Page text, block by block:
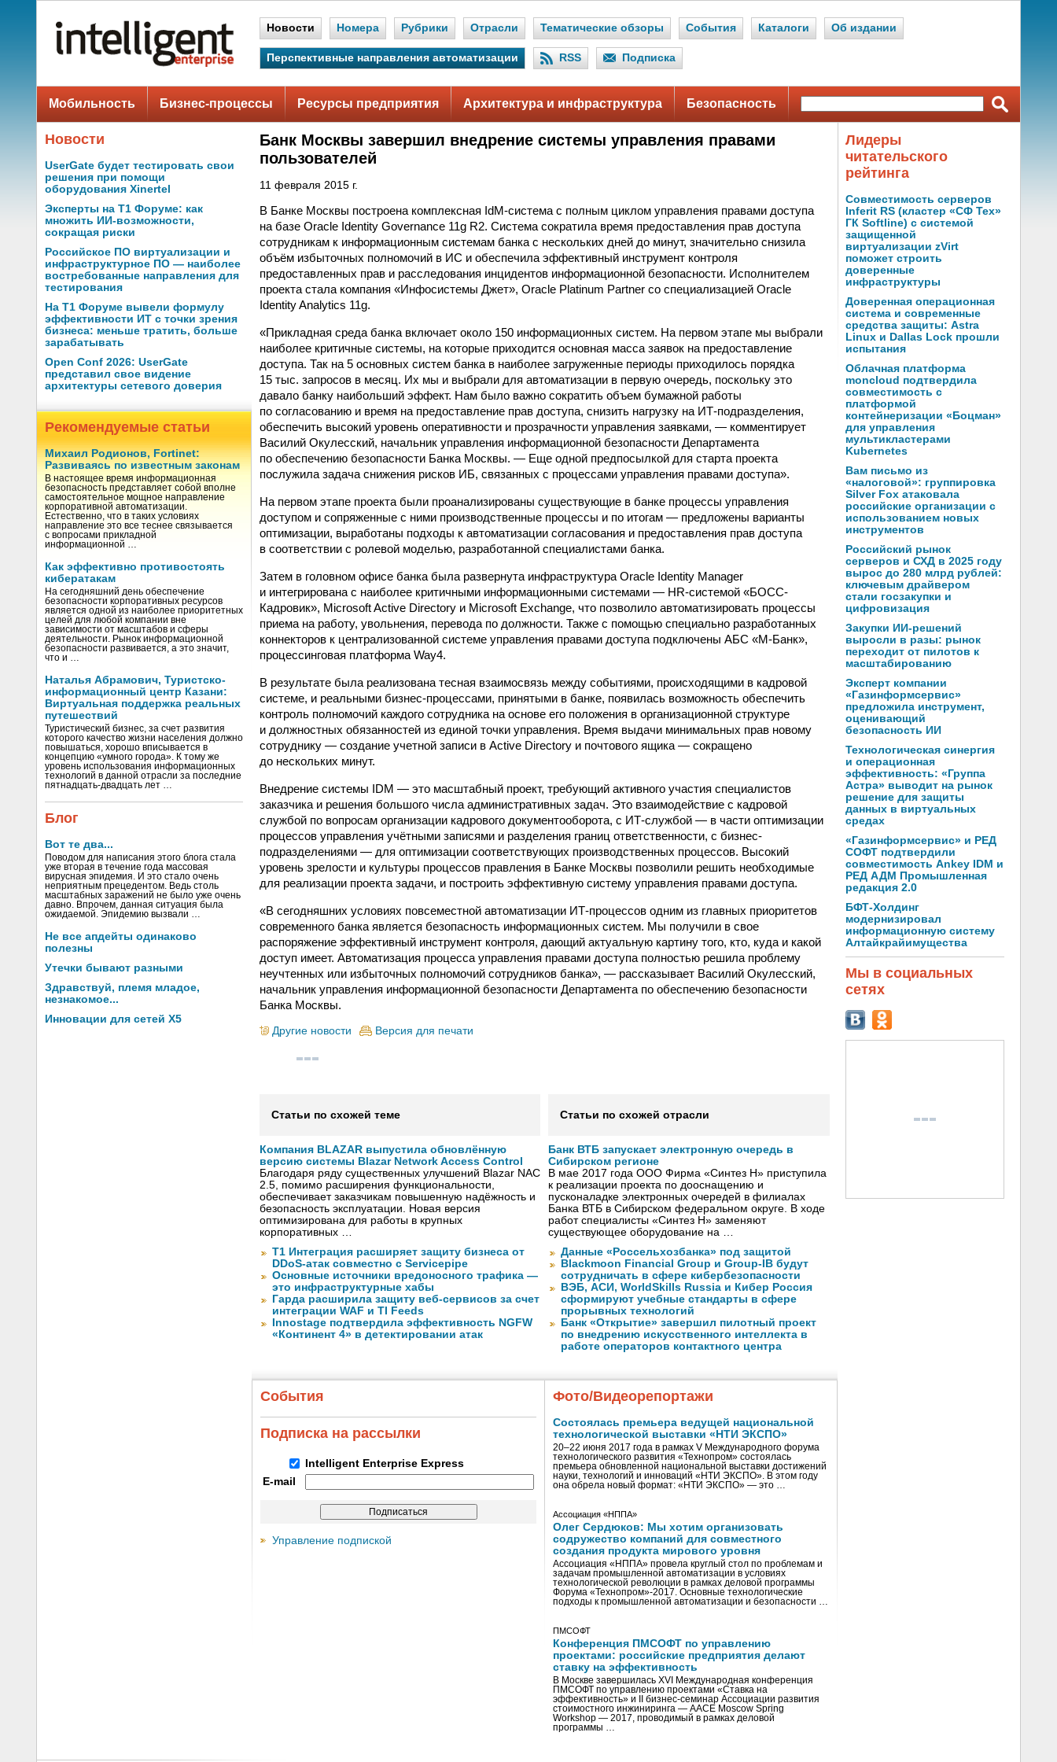
Новости Номера Рубрики Отрасли Тематические обзоры События Каталоги Об издании
Перспективные направления автоматизации RSS Подписка
Мобильность Бизнес-процессы Ресурсы предприятия Архитектура и инфраструктура Безопасность
Новости
UserGate будет тестировать свои
решения при помощи
оборудования Xinertel
Эксперты на Т1 Форуме: как
множить ИИ-возможности,
сокращая риски
Российское ПО виртуализации и
инфраструктурное ПО — наиболее
востребованные направления для
тестирования
На Т1 Форуме вывели формулу
эффективности ИТ с точки зрения
бизнеса: меньше тратить, больше
зарабатывать
Open Conf 2026: UserGate
представил свое видение
архитектуры сетевого доверия
Рекомендуемые статьи
Михаил Родионов, Fortinet:
Развиваясь по известным законам
В настоящее время информационная
безопасность представляет собой вполне
самостоятельное мощное направление
корпоративной автоматизации.
Естественно, что в таких условиях
направление это все теснее связывается
с вопросами прикладной
информационной …
Как эффективно противостоять
кибератакам
На сегодняшний день обеспечение
безопасности корпоративных ресурсов
является одной из наиболее приоритетных
целей для любой компании вне
зависимости от масштабов и сферы
деятельности. Рынок информационной
безопасности развивается, а это значит,
что и …
Наталья Абрамович, Туристско-
информационный центр Казани:
Виртуальная поддержка реальных
путешествий
Туристический бизнес, за счет развития
которого качество жизни населения должно
повышаться, хорошо вписывается в
концепцию «умного города». К тому же
уровень использования информационных
технологий в данной отрасли за последние
пятнадцать-двадцать лет …
Блог
Вот те два...
Поводом для написания этого блога стала
уже вторая в течение года массовая
вирусная эпидемия. И это стало очень
неприятным прецедентом. Ведь столь
масштабных заражений не было уже очень
давно. Впрочем, данная ситуация была
ожидаемой. Эпидемию вызвали …
Не все апдейты одинаково
полезны
Утечки бывают разными
Здравствуй, племя младое,
незнакомое...
Инновации для сетей X5
Банк Москвы завершил внедрение системы управления правами
пользователей
11 февраля 2015 г.
В Банке Москвы построена комплексная IdM-система с полным циклом управления правами доступа
на базе Oracle Identity Governance 11g R2. Система сократила время предоставления прав доступа
сотрудникам к информационным системам банка с нескольких дней до минут, значительно снизила
объём избыточных полномочий в ИС и обеспечила эффективный инструмент контроля
предоставленных прав и расследования инцидентов информационной безопасности. Исполнителем
проекта стала компания «Инфосистемы Джет», Oracle Platinum Partner со специализацией Oracle
Identity Analytics 11g.
«Прикладная среда банка включает около 150 информационных систем. На первом этапе мы выбрали
наиболее критичные системы, на которые приходится основная масса заявок на предоставление
доступа. Так на 5 основных систем банка в наиболее загруженные периоды приходилось порядка
15 тыс. запросов в месяц. Их мы и выбрали для автоматизации в первую очередь, поскольку это
давало банку наибольший эффект. Нам было важно сократить объем бумажной работы
по согласованию и время на предоставление прав доступа, снизить нагрузку на ИТ-подразделения,
обеспечить высокий уровень оперативности и прозрачности управления заявками, — комментирует
Василий Окулесский, начальник управления информационной безопасности Департамента
по обеспечению безопасности Банка Москвы. — Еще одной предпосылкой для старта проекта
послужила задача снижения рисков ИБ, связанных с процессами управления правами доступа».
На первом этапе проекта были проанализированы существующие в банке процессы управления
доступом и сопряженные с ними производственные процессы и по итогам — предложены варианты
оптимизации, выработаны подходы к автоматизации согласования и предоставления прав доступа
в соответствии с ролевой моделью, разработанной специалистами банка.
Затем в головном офисе банка была развернута инфраструктура Oracle Identity Manager
и интегрирована с наиболее критичными информационными системами — HR-системой «БОСС-
Кадровик», Microsoft Active Directory и Microsoft Exchange, что позволило автоматизировать процессы
приема на работу, увольнения, перевода по должности. Также с помощью специально разработанных
коннекторов к централизованной системе управления правами доступа подключены АБС «М-Банк»,
процессинговая платформа Way4.
В результате была реализована тесная взаимосвязь между событиями, происходящими в кадровой
системе, и реальными бизнес-процессами, принятыми в банке, появилась возможность обеспечить
контроль полномочий каждого сотрудника на основе его положения в организационной структуре
и должностных обязанностей из единой точки управления. Время выдачи минимальных прав новому
сотруднику — создание учетной записи в Active Directory и почтового ящика — сокращено
до нескольких минут.
Внедрение системы IDM — это масштабный проект, требующий активного участия специалистов
заказчика и решения большого числа административных задач. Это взаимодействие с кадровой
службой по вопросам организации кадрового документооборота, с ИТ-службой — в части оптимизации
процессов управления учётными записями и разделения границ ответственности, с бизнес-
подразделениями — для оптимизации соответствующих производственных процессов. Высокий
уровень зрелости и культуры процессов правления в Банке Москвы позволили решить необходимые
для реализации проекта задачи, и построить эффективную систему управления правами доступа.
«В сегодняшних условиях повсеместной автоматизации ИТ-процессов одним из главных приоритетов
современного банка является безопасность информационных систем. Мы получили в свое
распоряжение эффективный инструмент контроля, дающий актуальную картину того, кто, куда и какой
доступ имеет. Автоматизация процесса управления правами доступа полностью решила проблему
неучтенных или избыточных полномочий сотрудников банка», — рассказывает Василий Окулесский,
начальник управления информационной безопасности Департамента по обеспечению безопасности
Банка Москвы.
Другие новости Версия для печати
Статьи по схожей теме
Компания BLAZAR выпустила обновлённую
версию системы Blazar Network Access Control
Благодаря ряду существенных улучшений Blazar NAC
2.5, помимо расширения функциональности,
обеспечивает заказчикам повышенную надёжность и
безопасность эксплуатации. Новая версия
оптимизирована для работы в крупных
корпоративных …
Т1 Интеграция расширяет защиту бизнеса от
DDoS-атак совместно с Servicepipe
Основные источники вредоносного трафика —
это инфраструктурные хабы
Гарда расширила защиту веб-сервисов за счет
интеграции WAF и TI Feeds
Innostage подтвердила эффективность NGFW
«Континент 4» в детектировании атак
Статьи по схожей отрасли
Банк ВТБ запускает электронную очередь в
Сибирском регионе
В мае 2017 года ООО Фирма «Синтез Н» приступила
к реализации проекта по дооснащению и
пусконаладке электронных очередей в филиалах
Банка ВТБ в Сибирском федеральном округе. В ходе
работ специалисты «Синтез Н» заменяют
существующее оборудование на …
Данные «Россельхозбанка» под защитой
Blackmoon Financial Group и Group-IB будут
сотрудничать в сфере кибербезопасности
ВЭБ, АСИ, WorldSkills Russia и Кибер Россия
сформируют учебные стандарты в сфере
прорывных технологий
Банк «Открытие» завершил пилотный проект
по внедрению искусственного интеллекта в
работе операторов контактного центра
События
Подписка на рассылки
Intelligent Enterprise Express
E-mail
Управление подпиской
Фото/Видеорепортажи
Состоялась премьера ведущей национальной
технологической выставки «НТИ ЭКСПО»
20–22 июня 2017 года в рамках V Международного форума
технологического развития «Технопром» состоялась
премьера обновленной национальной выставки достижений
науки, технологий и инноваций «НТИ ЭКСПО». В этом году
она обрела новый формат: «НТИ ЭКСПО» — это …
Ассоциация «НППА»
Олег Сердюков: Мы хотим организовать
содружество компаний для совместного
создания продукта мирового уровня
Ассоциация «НППА» провела круглый стол по проблемам и
задачам промышленной автоматизации в условиях
технологической революции в рамках деловой программы
Форума «Технопром»-2017. Основные технологические
подходы к промышленной автоматизации и безопасности …
ПМСОФТ
Конференция ПМСОФТ по управлению
проектами: российские предприятия делают
ставку на эффективность
В Москве завершилась XVI Международная конференция
ПМСОФТ по управлению проектами «Ставка на
эффективность» и II бизнес-семинар Ассоциации развития
стоимостного инжиниринга — AACE Moscow Spring
Workshop — 2017, проводимый в рамках деловой
программы …
Лидеры
читательского
рейтинга
Совместимость серверов
Inferit RS (кластер «СФ Тех»
ГК Softline) с системой
защищенной
виртуализации zVirt
поможет строить
доверенные
инфраструктуры
Доверенная операционная
система и современные
средства защиты: Astra
Linux и Dallas Lock прошли
испытания
Облачная платформа
moncloud подтвердила
совместимость с
платформой
контейнеризации «Боцман»
для управления
мультикластерами
Kubernetes
Вам письмо из
«налоговой»: группировка
Silver Fox атаковала
российские организации с
использованием новых
инструментов
Российский рынок
серверов и СХД в 2025 году
вырос до 280 млрд рублей:
ключевым драйвером
стали госзакупки и
цифровизация
Закупки ИИ-решений
выросли в разы: рынок
переходит от пилотов к
масштабированию
Эксперт компании
«Газинформсервис»
предложила инструмент,
оценивающий
безопасность ИИ
Технологическая синергия
и операционная
эффективность: «Группа
Астра» выводит на рынок
решение для защиты
данных в виртуальных
средах
«Газинформсервис» и РЕД
СОФТ подтвердили
совместимость Ankey IDM и
РЕД АДМ Промышленная
редакция 2.0
БФТ-Холдинг
модернизировал
информационную систему
Алтайкрайимущества
Мы в социальных
сетях